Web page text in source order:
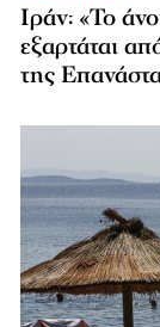
Ιράν: «Το
εξαρτάται
της